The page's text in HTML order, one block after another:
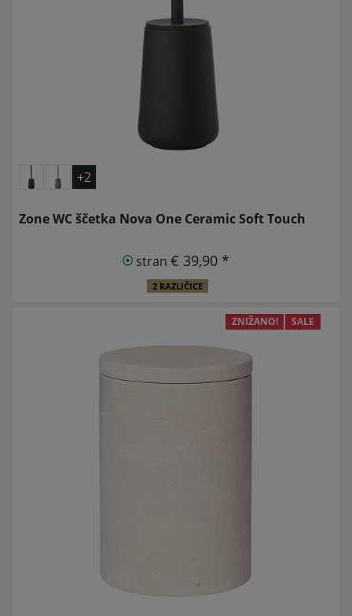
+2
Zone WC ščetka Nova One Ceramic Soft Touch
stran€ 39,90 *
2 RAZLIČICE
ZNIŽANO! SALE